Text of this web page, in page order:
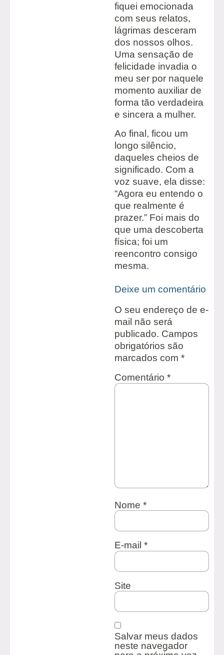
fiquei emocionada
com seus relatos,
lágrimas desceram
dos nossos olhos.
Uma sensação de
felicidade invadia o
meu ser por naquele
momento auxiliar de
forma tão verdadeira
e sincera a mulher.
Ao final, ficou um
longo silêncio,
daqueles cheios de
significado. Com a
voz suave, ela disse:
“Agora eu entendo o
que realmente é
prazer.” Foi mais do
que uma descoberta
física; foi um
reencontro consigo
mesma.
Deixe um comentário
O seu endereço de e-
mail não será
publicado. Campos
obrigatórios são
marcados com *
Comentário *
Nome *
E-mail *
Site
Salvar meus dados
neste navegador